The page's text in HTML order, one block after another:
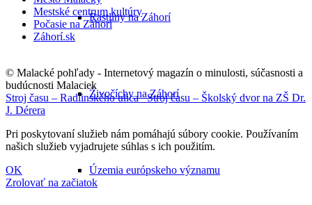
Rastliny na Záhorí
Živočíchy na Záhorí
Územia európskeho významu
Mestské centrum kultúry
Počasie na Záhorí
Záhorí.sk
© Malacké pohľady - Internetový magazín o minulosti, súčasnosti a
budúcnosti Malaciek
Stroj času – Radlinského ulica
Stroj času – Školský dvor na ZŠ Dr.
J. Dérera
Pri poskytovaní služieb nám pomáhajú súbory cookie. Používaním
našich služieb vyjadrujete súhlas s ich použitím.
OK
Zrolovať na začiatok